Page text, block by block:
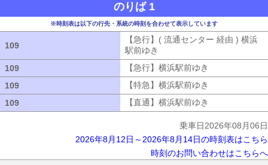
のりば 1
※時刻表は以下の行先・系統の時刻を合わせて表示しています
109
【急行】( 流通センター 経由 ) 横浜
駅前ゆき
109
【急行】横浜駅前ゆき
109
【特急】横浜駅前ゆき
109
【直通】横浜駅前ゆき
乗車日2026年08月06日
2026年8月12日～2026年8月14日の時刻表はこちら
時刻のお問い合わせはこちらへ